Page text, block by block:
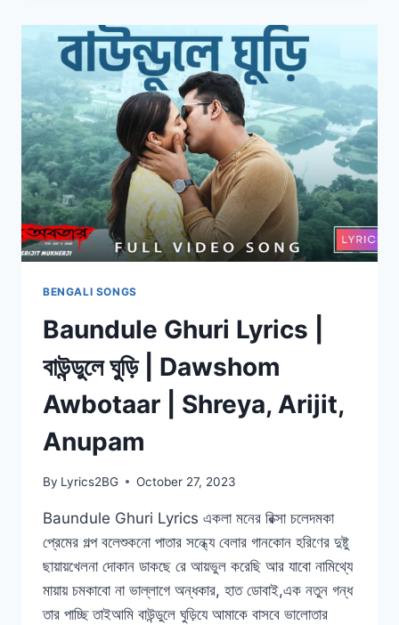
জানি
অকারণ
|
FATAFATI
|
ANTARA
MITRA
&
ISHAN
MITRA
BENGALI SONGS
Baundule Ghuri Lyrics |
বাউন্ডুলে ঘুড়ি | Dawshom
Awbotaar | Shreya, Arijit,
Anupam
By Lyrics2BG October 27, 2023
Baundule Ghuri Lyrics একলা মনের রিক্সা চলেদমকা
প্রেমের গল্প বলেশুকনো পাতার সন্ধ্যে বেলার গানকোন হরিণের দুষ্টু
ছায়ায়খেলনা দোকান ডাকছে রে আয়ভুল করেছি আর যাবো নামিথ্যে
মায়ায় চমকাবো না ভাল্লাগে অন্ধকার, হাত ডোবাই,এক নতুন গন্ধ
তার পাচ্ছি তাইআমি বাউন্ডুলে ঘুড়িযে আমাকে বাসবে ভালোতার